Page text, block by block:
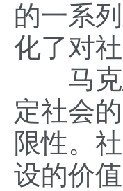
的一系
化了对
马克思
定社会
限性。
设的价